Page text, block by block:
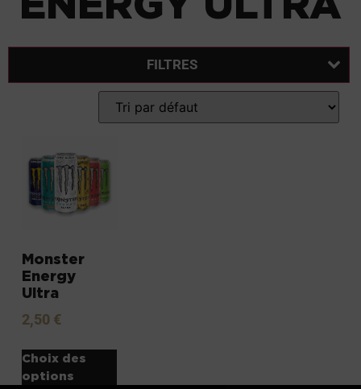
FILTRES
Monster
Energy
Ultra
2,50 €
Choix des
options